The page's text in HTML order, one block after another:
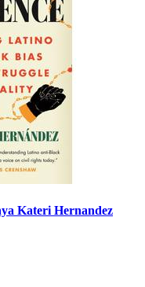
Kateri Hernandez